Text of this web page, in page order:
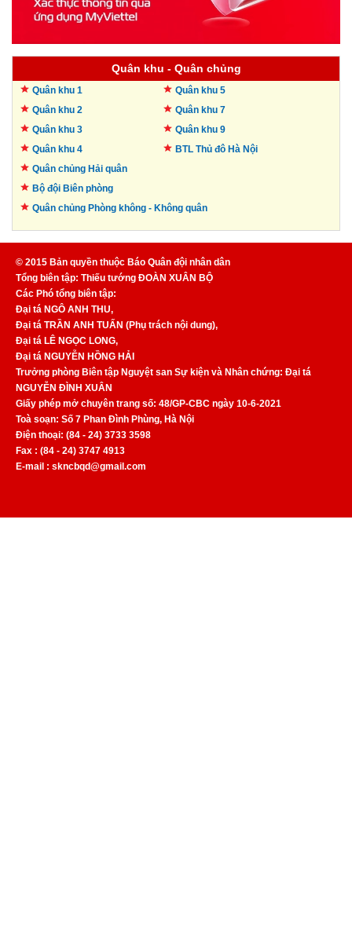
Quân khu - Quân chủng
Quân khu 1
Quân khu 2
Quân khu 3
Quân khu 4
Quân khu 5
Quân khu 7
Quân khu 9
BTL Thủ đô Hà Nội
Quân chủng Hải quân
Bộ đội Biên phòng
Quân chủng Phòng không - Không quân
© 2015 Bản quyền thuộc Báo Quân đội nhân dân
Tổng biên tập: Thiếu tướng ĐOÀN XUÂN BỘ
Các Phó tổng biên tập:
Đại tá NGÔ ANH THU,
Đại tá TRẦN ANH TUẤN (Phụ trách nội dung),
Đại tá LÊ NGỌC LONG,
Đại tá NGUYỄN HỒNG HẢI
Trưởng phòng Biên tập Nguyệt san Sự kiện và Nhân chứng: Đại tá
NGUYỄN ĐÌNH XUÂN
Giấy phép mở chuyên trang số: 48/GP-CBC ngày 10-6-2021
Toà soạn: Số 7 Phan Đình Phùng, Hà Nội
Điện thoại: (84 - 24) 3733 3598
Fax : (84 - 24) 3747 4913
E-mail : skncbqd@gmail.com